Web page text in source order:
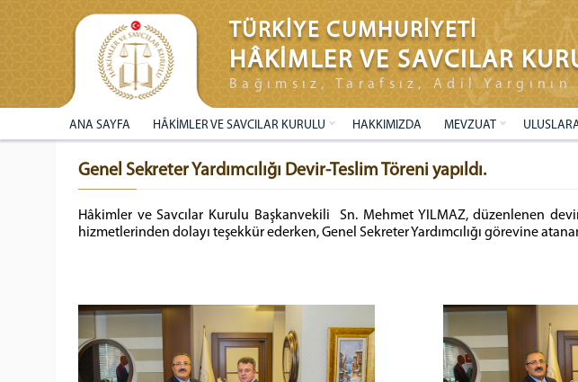
TÜRKİYE CUMHURİYETİ
HÂKİMLER VE SAVCILAR
Bağımsız, Tarafsız, Adil Yargının
ANA SAYFA HÂKİMLER VE SAVCILAR KURULU HAKKIMIZDA MEVZUAT
Genel Sekreter Yardımcılığı Devir-Teslim Töreni yapıldı.
Hâkimler ve Savcılar Kurulu Başkanvekili Sn. Mehmet YILMAZ, düzenlenen
hizmetlerinden dolayı teşekkür ederken, Genel Sekreter Yardımcılığı görevine